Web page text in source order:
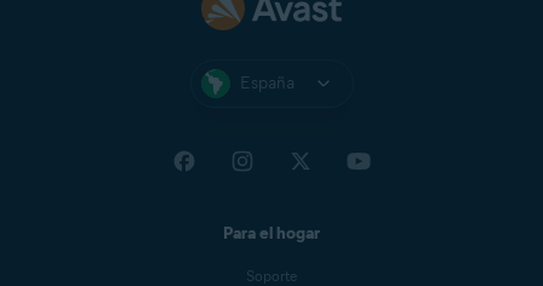
España
Para el hogar
Soporte